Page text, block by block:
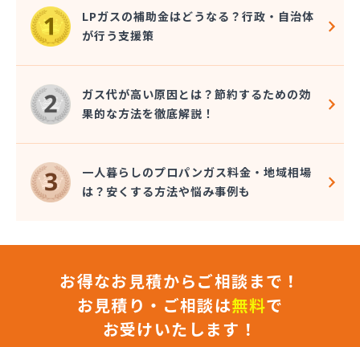
光永プロパン店
幸輝住設株式会社
広瀬プロパン
荒木商店
合資会社阿蘇プロパン商会
合資会社花田プロパン
合資会社台信商店
佐伯商店
堺プロパン店
三愛オブリガス九州株式会社 熊本営業所
三愛オブリガス九州株式会社 熊本支店
山部石油店
狩場ガス住機株式会社
緒方瓦斯店
LPガスの補助金はどうなる？行政・自治体
が行う支援策
ガス代が高い原因とは？節約するための効
果的な方法を徹底解説！
一人暮らしのプロパンガス料金・地域相場
は？安くする方法や悩み事例も
お得なお見積からご相談まで！
お見積り・ご相談は無料で
お受けいたします！